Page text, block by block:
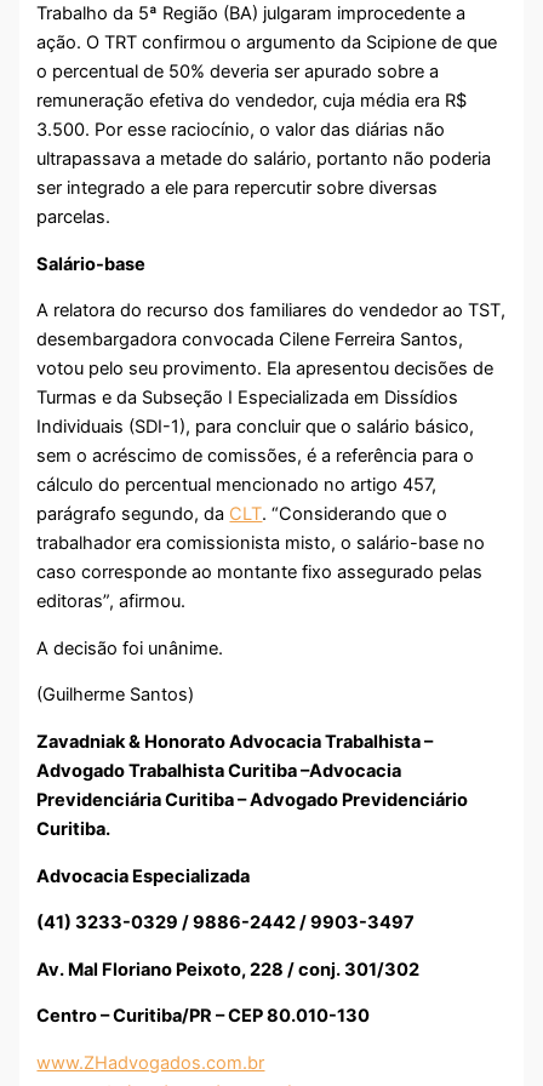
Trabalho da 5ª Região (BA) julgaram improcedente a
ação. O TRT confirmou o argumento da Scipione de que
o percentual de 50% deveria ser apurado sobre a
remuneração efetiva do vendedor, cuja média era R$
3.500. Por esse raciocínio, o valor das diárias não
ultrapassava a metade do salário, portanto não poderia
ser integrado a ele para repercutir sobre diversas
parcelas.
Salário-base
A relatora do recurso dos familiares do vendedor ao TST,
desembargadora convocada Cilene Ferreira Santos,
votou pelo seu provimento. Ela apresentou decisões de
Turmas e da Subseção I Especializada em Dissídios
Individuais (SDI-1), para concluir que o salário básico,
sem o acréscimo de comissões, é a referência para o
cálculo do percentual mencionado no artigo 457,
parágrafo segundo, da CLT. “Considerando que o
trabalhador era comissionista misto, o salário-base no
caso corresponde ao montante fixo assegurado pelas
editoras”, afirmou.
A decisão foi unânime.
(Guilherme Santos)
Zavadniak & Honorato Advocacia Trabalhista –
Advogado Trabalhista Curitiba –Advocacia
Previdenciária Curitiba – Advogado Previdenciário
Curitiba.
Advocacia Especializada
(41) 3233-0329 / 9886-2442 / 9903-3497
Av. Mal Floriano Peixoto, 228 / conj. 301/302
Centro – Curitiba/PR – CEP 80.010-130
www.ZHadvogados.com.br